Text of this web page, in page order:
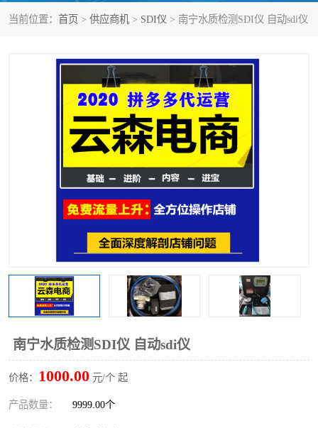
当前位置： 首页 > 供应商机 > SDI仪 > 南宁水质检测SDI仪 自动sdi仪
南宁水质检测SDI仪 自动sdi仪
价格： 1000.00 元/个 起
产品数量： 9999.00个
PH电导测试仪